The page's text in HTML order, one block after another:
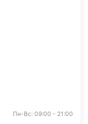
Пн-Вс: 09:00 - 21:00